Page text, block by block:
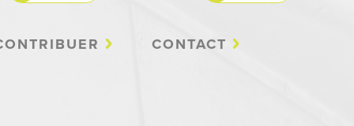
CONTACT